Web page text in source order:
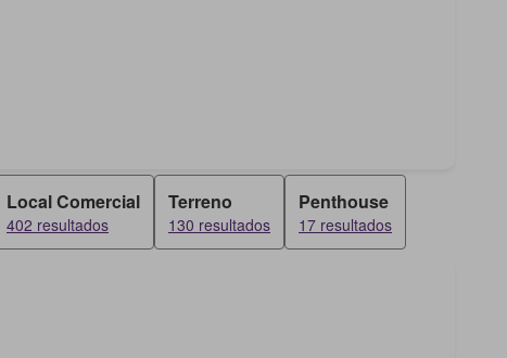
Local Comercial
402 resultados
Terreno
130 resultados
Penthouse
17 resultados